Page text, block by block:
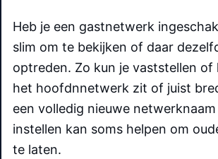
Heb je een gastnetwerk
slim om te bekijken of daar
optreden. Zo kun je vaststellen of
het hoofdnnetwerk zit of juist
een volledig nieuwe
instellen kan soms helpen om
te laten.